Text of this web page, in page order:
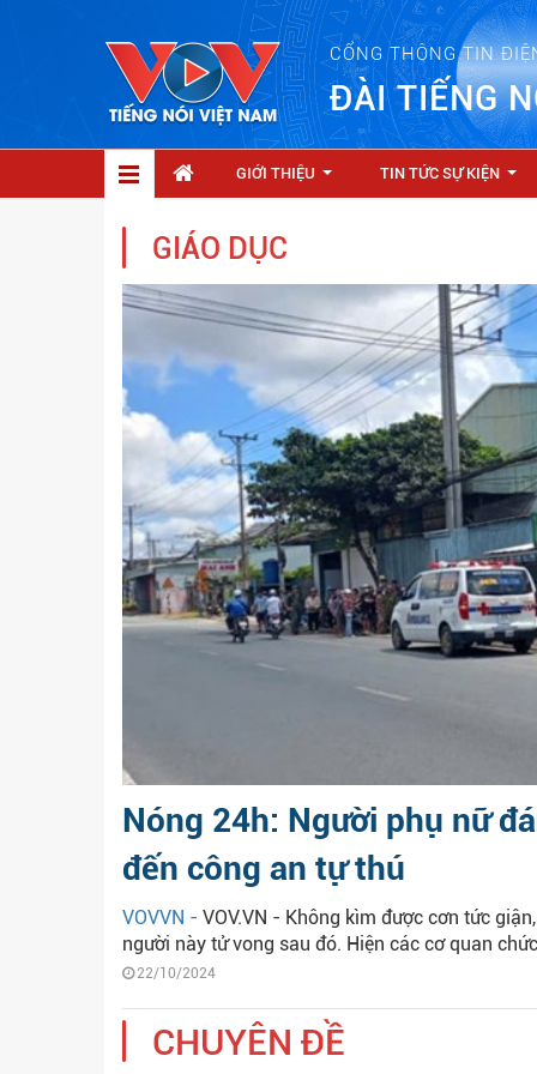
CỔNG THÔNG TIN
ĐÀI TIẾNG
GIỚI THIỆU TIN TỨC SỰ KIỆN
GIÁO DỤC
Nóng 24h: Người phụ nữ
đến công an tự thú
VOVVN - VOV.VN - Không kìm được cơn tức
người này tử vong sau đó. Hiện các cơ quan
22/10/2024
CHUYÊN ĐỀ